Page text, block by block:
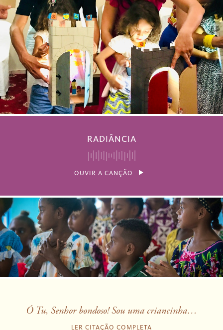
RADIÂNCIA
OUVIR A CANÇÃO
Ó Tu, Senhor bondoso! Sou uma criancinha…
LER CITAÇÃO COMPLETA